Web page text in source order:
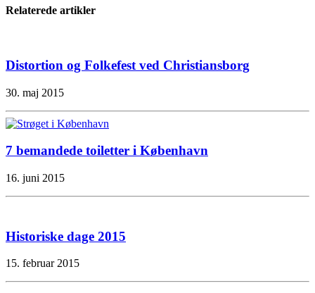
Relaterede artikler
Distortion og Folkefest ved Christiansborg
30. maj 2015
7 bemandede toiletter i København
16. juni 2015
Historiske dage 2015
15. februar 2015